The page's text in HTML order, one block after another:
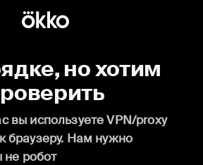
но хотим
вы используете VPN/proxy
браузеру. Нам нужно
не робот